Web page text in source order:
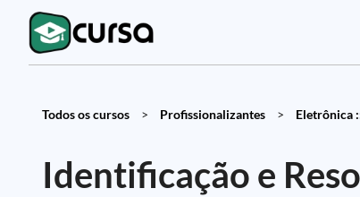
Todos os cursos > Profissionalizantes > Eletrônica
Identificação e